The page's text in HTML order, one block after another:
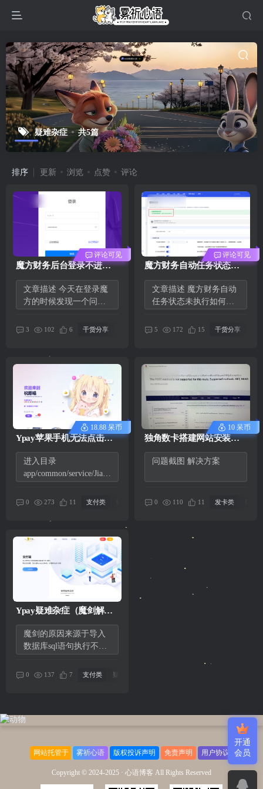
疑难杂症 共5篇
排序 更新 浏览 点赞 评论
评论可见
魔方财务后台登录不进去
解决办法
文章描述 今天在登录魔
方的时候发现一个问题
点击登...
3 102 6 干货分享
评论可见
魔方财务自动任务状态未
题解决教程
文章描述 魔方财务自动
任务状态未执行如何解
为什么...
5 172 15 干货分享
18.88 呆币
Ypay苹果手机无法点击跳
转支付宝解决方案
进入目录
app/common/service/Jiala
藏此代码 $qrco...
0 273 11 支付类
10 呆币
独角数卡搭建网站安装数
据库不成功会报错，在线
教搭建如何解决。
问题截图 解决方案
0 110 11 发卡类
Ypay疑难杂症（魔剑解决
方案）
魔剑的原因来源于导入
数据库sql语句执行不生
CREATE...
0 137 7 支付类 疑难杂症
网站托管于 雾祈心语 版权投诉声明 免责声明 用户协议
Copyright © 2024-2025 · 心语博客 All Rights Reserved
开通
会员